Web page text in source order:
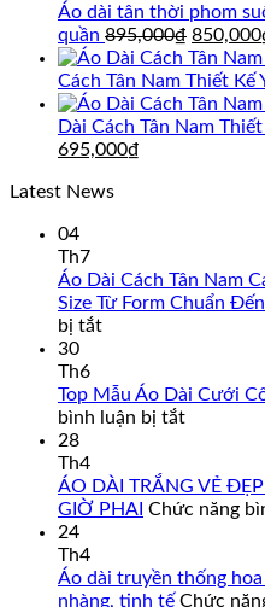
695,000₫.là:
595,000₫.
Áo dài tân thời phom
quần 895,000₫ Giá
gốc
là:
850,000
Cách Tân Nam Thiết Kế
Dài Cách Tân Nam
Giá
là:
695,000₫
Latest News
04
Th7
Áo Dài Cách Tân Nam
Size Từ Form Chuẩn
bị tắtở
Cách
Tân
Cấp
–
Mẫu
Mã,
30
Th6
Top Mẫu Áo Dài Cưới
bình luận bị tắtở
Áo
Dài
Dâu
Màu
28
Th4
ÁO DÀI TRẮNG VẺ
GIỜ PHAI Chức năng
24
Th4
Áo dài truyền thống
nhàng, tinh tế Chức